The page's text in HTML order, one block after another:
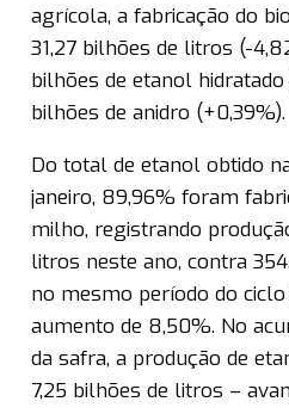
agrícola, a fabricação do
31,27 bilhões de litros (-
bilhões de etanol hidratado
bilhões de anidro (+0,39%).
Do total de etanol obtido
janeiro, 89,96% foram
milho, registrando
litros neste ano, contra
no mesmo período do
aumento de 8,50%. No
da safra, a produção de
7,25 bilhões de litros –